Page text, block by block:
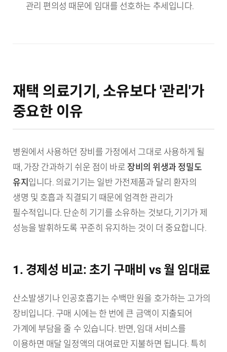
관리 편의성 때문에 임대를 선호하는 추세입니다.
재택 의료기기, 소유보다 '관리'가
중요한 이유
병원에서 사용하던 장비를 가정에서 그대로 사용하게 될
때, 가장 간과하기 쉬운 점이 바로 장비의 위생과 정밀도
유지 입니다. 의료기기는 일반 가전제품과 달리 환자의
생명 및 호흡과 직결되기 때문에 엄격한 관리가
필수적입니다. 단순히 기기를 소유하는 것보다, 기기가 제
성능을 발휘하도록 꾸준히 유지하는 것이 더 중요합니다.
1. 경제성 비교: 초기 구매비 vs 월 임대료
산소발생기나 인공호흡기는 수백만 원을 호가하는 고가의
장비입니다. 구매 시에는 한 번에 큰 금액이 지출되어
가계에 부담을 줄 수 있습니다. 반면, 임대 서비스를
이용하면 매달 일정액의 대여료만 지불하면 됩니다. 특히